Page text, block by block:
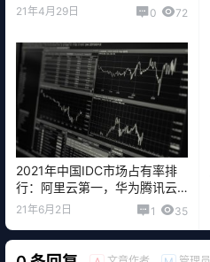
法
21年4月29日 0 72
2021年中国IDC市场占有率排
行：阿里云第一，华为腾讯云
并列第二？
21年6月2日 1 35